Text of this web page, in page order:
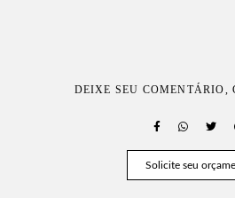
DEIXE SEU COMENTÁRIO,
Solicite seu